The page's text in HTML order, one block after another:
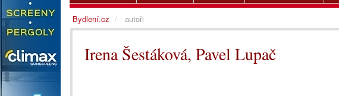
Irena Šestáková, Pavel Lupač
Bydlení.cz autoři